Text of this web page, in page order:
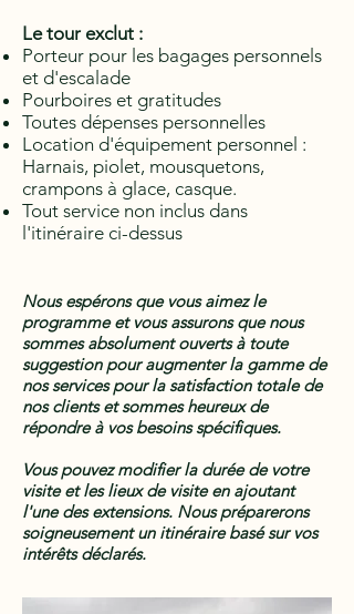
Le tour exclut :
Porteur pour les bagages personnels
et d'escalade
Pourboires et gratitudes
Toutes dépenses personnelles
Location d'équipement personnel :
Harnais, piolet, mousquetons,
crampons à glace, casque.
Tout service non inclus dans
l'itinéraire ci-dessus
Nous espérons que vous aimez le
programme et vous assurons que nous
sommes absolument ouverts à toute
suggestion pour augmenter la gamme de
nos services pour la satisfaction totale de
nos clients et sommes heureux de
répondre à vos besoins spécifiques.
Vous pouvez modifier la durée de votre
visite et les lieux de visite en ajoutant
l'une des extensions. Nous préparerons
soigneusement un itinéraire basé sur vos
intérêts déclarés.